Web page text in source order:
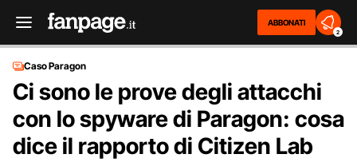
ABBONATI
2
Caso Paragon
Ci sono le prove degli attacchi
con lo spyware di Paragon: cosa
dice il rapporto di Citizen Lab